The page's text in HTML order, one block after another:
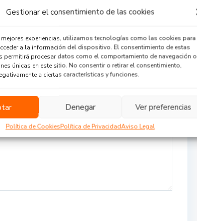
Gestionar el consentimiento de las cookies
mejores experiencias, utilizamos tecnologías como las cookies para
a la información del dispositivo. El consentimiento de estas
permitirá procesar datos como el comportamiento de navegación o
únicas en este sitio. No consentir o retirar el consentimiento,
a ciertas características y funciones.
Denegar Ver preferencias
Política de CookiesPolítica de PrivacidadAviso Legal